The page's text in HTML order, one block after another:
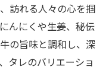
訪れる人々の心を掴
んにくや生姜、秘伝
の旨味と調和し、深
タレのバリエーショ